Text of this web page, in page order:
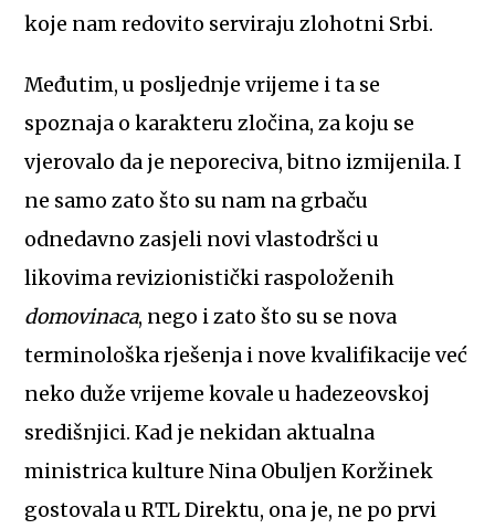
koje nam redovito serviraju zlohotni Srbi.
Međutim, u posljednje vrijeme i ta se
spoznaja o karakteru zločina, za koju se
vjerovalo da je neporeciva, bitno izmijenila. I
ne samo zato što su nam na grbaču
odnedavno zasjeli novi vlastodršci u
likovima revizionistički raspoloženih
domovinaca, nego i zato što su se nova
terminološka rješenja i nove kvalifikacije već
neko duže vrijeme kovale u hadezeovskoj
središnjici. Kad je nekidan aktualna
ministrica kulture Nina Obuljen Koržinek
gostovala u RTL Direktu, ona je, ne po prvi